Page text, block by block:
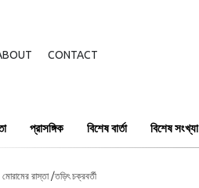
CONTACT
প্রাসঙ্গিক বিশেষ বার্তা বিশেষ সংখ্যা
মোরামের রাস্তা /তড়িৎ চক্রবর্তী